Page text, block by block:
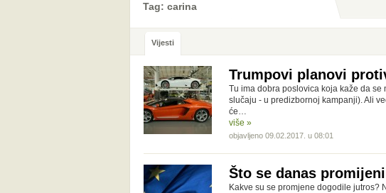
Tag: carina
Vijesti
Trumpovi planovi
Tu ima dobra poslovica koja kaže da
slučaju - u predizbornoj kampanji). Ali
će…
više »
objavljeno 09.02.2017. u 08:01
Što se danas
Kakve su se promjene dogodile jutros?